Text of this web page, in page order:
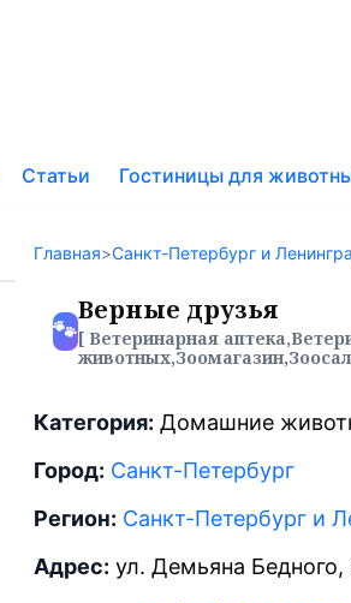
Статьи Гостиницы для
Главная>Санкт-Петербург и
🐾
Верные друзья
[ Ветеринарная
Категория: Домашние
Город: Санкт-Петербург
Регион: Санкт-Петербург и
Адрес: ул. Демьяна Бедного,